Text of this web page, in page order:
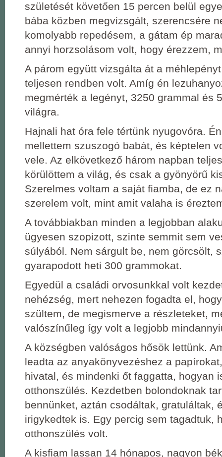
születését követően 15 percen belül
bába közben megvizsgált, szerencsére
komolyabb repedésem, a gátam ép
annyi horzsolásom volt, hogy érezzem,
A párom együtt vizsgálta át a
teljesen rendben volt. Amíg én
megmérték a legényt, 3250 grammal és
világra.
Hajnali hat óra fele tértünk nyugovóra.
mellettem szuszogó babát, és képtelen
vele. Az elkövetkező három napban
körülöttem a világ, és csak a gyönyörű
Szerelmes voltam a saját fiamba, de ez
szerelem volt, mint amit valaha is
A továbbiakban minden a legjobban
ügyesen szopizott, szinte semmit sem
súlyából. Nem sárgult be, nem görcsölt,
gyarapodott heti 300 grammokat.
Egyedül a családi orvosunkkal volt
nehézség, mert nehezen fogadta el,
szültem, de megismerve a részleteket,
valószínűleg így volt a legjobb
A községben valóságos hősök lettünk.
leadta az anyakönyvezéshez a
hivatal, és mindenki őt faggatta, hogyan
otthonszülés. Kezdetben bolondoknak
bennünket, aztán csodáltak, gratuláltak,
irigykedtek is. Egy percig sem tagadtuk,
otthonszülés volt.
A kisfiam lassan 14 hónapos, nagyon